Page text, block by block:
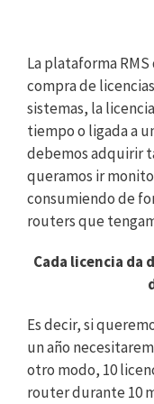
La plataforma
compra de
sistemas, la
tiempo o ligada a
debemos adquirir
queramos ir
consumiendo de
routers que
Cada licencia
Es decir, si
un año
otro modo, 10
router durante 10